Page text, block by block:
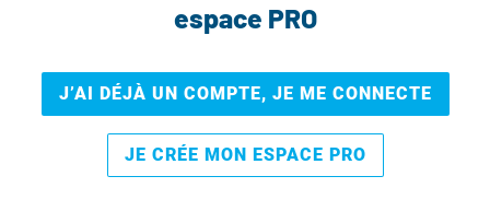
espace PRO
J’AI DÉJÀ UN COMPTE, JE ME CONNECTE
JE CRÉE MON ESPACE PRO